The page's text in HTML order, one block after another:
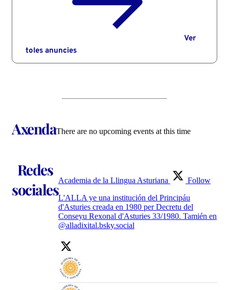
Ver
toles anuncies
AxendaThere are no upcoming events at this time
Redes
socialesAcademia de la Llingua Asturiana
Follow
L'ALLA ye una institución del Principáu
d'Asturies creada en 1980 per Decretu del
Conseyu Rexonal d'Asturies 33/1980. Tamién en
@alladixital.bsky.social